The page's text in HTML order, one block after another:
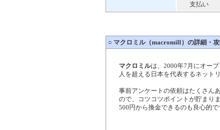
支払い
○ マクロミル（macromill）の詳細・
マクロミルは、2000年7月にオー
人を超える日本を代表するネット
事前アンケートの依頼はたくさん
ので、コツコツポイントが貯まり
500円から換金できるのも良心的で